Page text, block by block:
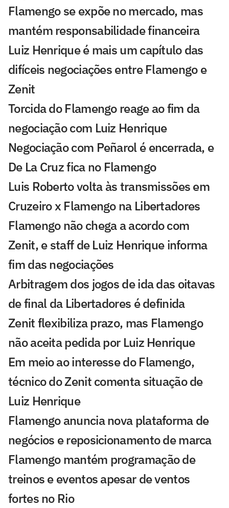
Flamengo se expõe no mercado, mas
mantém responsabilidade financeira
Luiz Henrique é mais um capítulo das
difíceis negociações entre Flamengo e
Zenit
Torcida do Flamengo reage ao fim da
negociação com Luiz Henrique
Negociação com Peñarol é encerrada, e
De La Cruz fica no Flamengo
Luis Roberto volta às transmissões em
Cruzeiro x Flamengo na Libertadores
Flamengo não chega a acordo com
Zenit, e staff de Luiz Henrique informa
fim das negociações
Arbitragem dos jogos de ida das oitavas
de final da Libertadores é definida
Zenit flexibiliza prazo, mas Flamengo
não aceita pedida por Luiz Henrique
Em meio ao interesse do Flamengo,
técnico do Zenit comenta situação de
Luiz Henrique
Flamengo anuncia nova plataforma de
negócios e reposicionamento de marca
Flamengo mantém programação de
treinos e eventos apesar de ventos
fortes no Rio